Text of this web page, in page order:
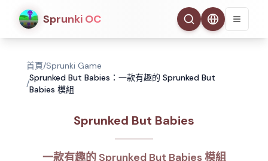
Sprunki OC
首頁/Sprunki Game
/
Sprunked But Babies：一款有趣的 Sprunked But
Babies 模組
Sprunked But Babies
一款有趣的 Sprunked But Babies 模組